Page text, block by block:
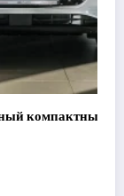
кроссовер